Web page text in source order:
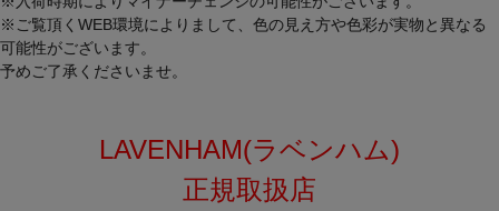
※ご覧頂くWEB環境によりまして、色の見え方や色彩が実物と異なる
可能性がございます。
予めご了承くださいませ。
LAVENHAM(ラベンハム)
正規取扱店